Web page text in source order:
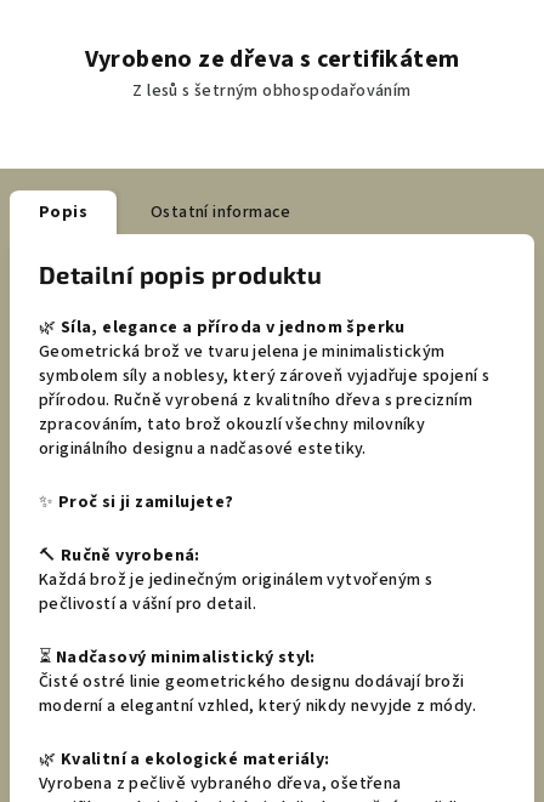
Vyrobeno ze dřeva s certifikátem
Z lesů s šetrným obhospodařováním
Popis Ostatní informace
Detailní popis produktu
🌿 Síla, elegance a příroda v jednom šperku
Geometrická brož ve tvaru jelena je minimalistickým
symbolem síly a noblesy, který zároveň vyjadřuje spojení s
přírodou. Ručně vyrobená z kvalitního dřeva s precizním
zpracováním, tato brož okouzlí všechny milovníky
originálního designu a nadčasové estetiky.
✨ Proč si ji zamilujete?
🔨 Ručně vyrobená:
Každá brož je jedinečným originálem vytvořeným s
pečlivostí a vášní pro detail.
⏳ Nadčasový minimalistický styl:
Čisté ostré linie geometrického designu dodávají broži
moderní a elegantní vzhled, který nikdy nevyjde z módy.
🌿 Kvalitní a ekologické materiály:
Vyrobena z pečlivě vybraného dřeva, ošetřena